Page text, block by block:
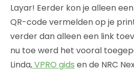
Layar! Eerder kon je alleen
QR-code vermelden op je
verder dan alleen een link
nu toe werd het vooral
Linda,VPRO gids en de NRC